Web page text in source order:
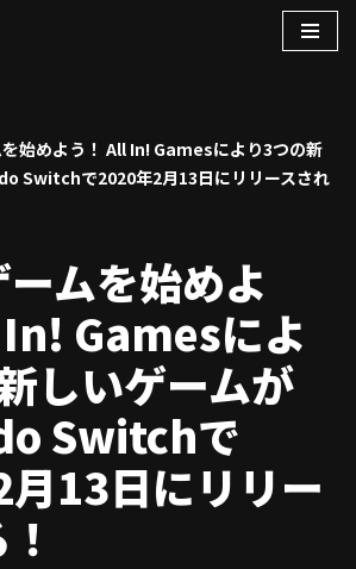
始めよう！ All In! Gamesにより3つの新
Switchで2020年2月13日にリリースされ
ムを始めよ
Gamesによ
しいゲームが
Switchで
13日にリリー